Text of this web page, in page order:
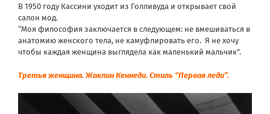
В 1950 году Кассини уходит из Голливуда и открывает свой
салон мод.
“Моя философия заключается в следующем: не вмешиваться в
анатомию женского тела, не камуфлировать его. Я не хочу
чтобы каждая женщина выглядела как маленький мальчик”.
Третья женщина. Жаклин Кеннеди. Стиль “Первая леди”.